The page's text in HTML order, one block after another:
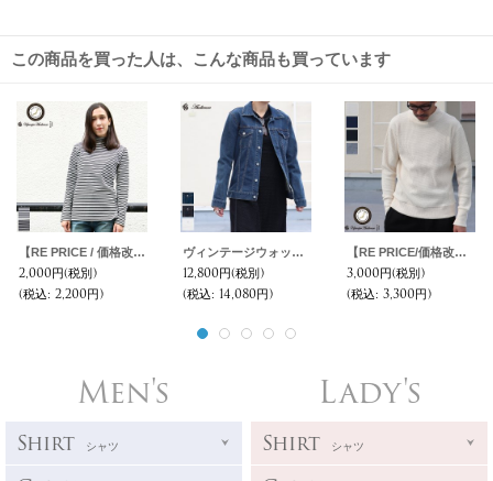
この商品を買った人は、こんな商品も買っています
【RE PRICE / 価格改定】高密度シルケットボーダーモックネック長袖Tシャツ[ Lady's ]【MADE IN JAPAN】『日本製』/ Upscape Audience
2,000円(税別)
(税込: 2,200円)
ヴィンテージウォッシュストレッチデニム3RDタイプシワ加工Gジャン 【送料無料】 / Audience
12,800円(税別)
(税込: 14,080円)
【RE PRICE/価格改定】ビッグワッフルモックネック 指ぬきニット【MADE IN JAPAN】『日本製』 / Upscape Audience
3,000円(税別)
(税込: 3,300円)
Men's
Shirt シャツ
Lady's
Shirt シャツ